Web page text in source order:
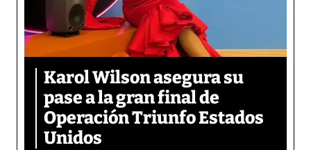
Karol Wilson asegura su
pase a la gran final de
Operación Triunfo Estados
Unidos